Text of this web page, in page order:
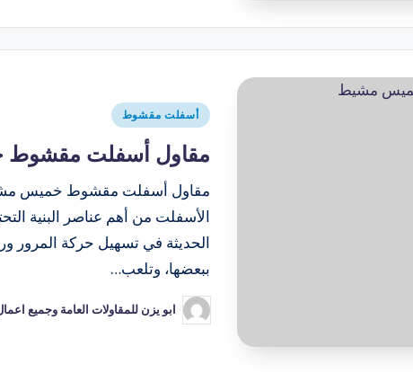
أسفلت مقشوط
مقاول أسفلت
مقاول أسفلت مقشوط خميس
الأسفلت من أهم عناصر البنية
الحديثة في تسهيل حركة المرور
ببعضها، وتلعب…
ابو يزن للمقاولات العامة وجميع